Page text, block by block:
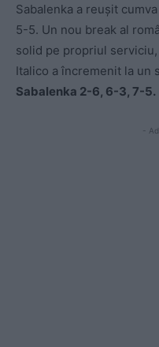
Sabalenka a reușit
5-5. Un nou break al
solid pe propriul
Italico a încremenit la un
Sabalenka 2-6, 6-3, 7-5.
-